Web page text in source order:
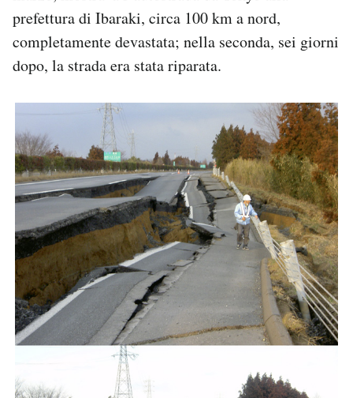
prefettura di Ibaraki, circa 100 km a nord,
completamente devastata; nella seconda, sei giorni
dopo, la strada era stata riparata.